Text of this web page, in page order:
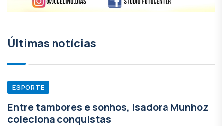
Últimas notícias
ESPORTE
Entre tambores e sonhos, Isadora Munhoz
coleciona conquistas